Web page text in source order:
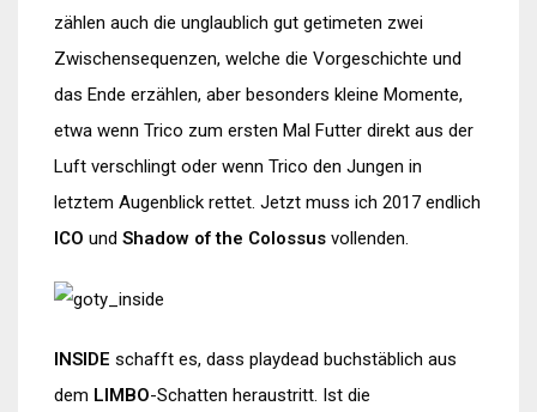
zählen auch die unglaublich gut getimeten zwei
Zwischensequenzen, welche die Vorgeschichte und
das Ende erzählen, aber besonders kleine Momente,
etwa wenn Trico zum ersten Mal Futter direkt aus der
Luft verschlingt oder wenn Trico den Jungen in
letztem Augenblick rettet. Jetzt muss ich 2017 endlich
ICO und Shadow of the Colossus vollenden.
INSIDE schafft es, dass playdead buchstäblich aus
dem LIMBO-Schatten heraustritt. Ist die